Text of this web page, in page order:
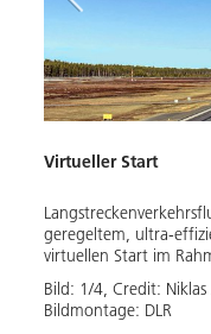
Virtueller Start
geregeltem, ultra-
virtuellen Start im
Bild: 1/4, Credit:
Bildmontage: DLR